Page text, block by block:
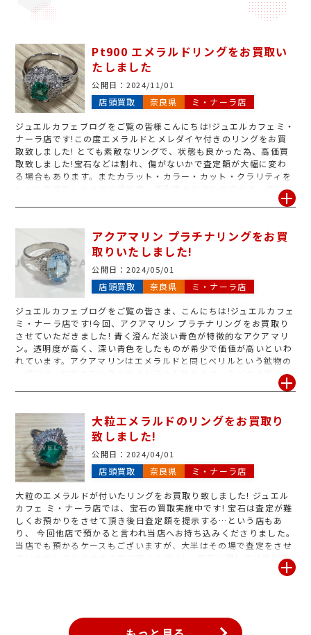
Pt900 エメラルドリングをお買取い
たしました
公開日： 2024/11/01
店頭買取 奈良県 ミ・ナーラ店
ジュエルカフェブログをご覧の皆様こんにちは!ジュエルカフェミ・
ナーラ店です!この度エメラルドとメレダイヤ付きのリングをお買
取致しました! とても素敵なリングで、状態も良かった為、高価買
取致しました!宝石などは割れ、傷がないかで査定額が大幅に変わ
る場合もあります。またカラット・カラー・カット・クラリティを
もとに査定致しますので鑑定書・鑑別書をお持ちの場合は一緒にお
持ち込みいただいた方が査定額アップにつながる場合もあります!
ください。もう身につけることがない宝石ジュエリーなどございま
したら是非ジュエルカフェミ・ナーラ店へお持ち込みください!
アクアマリン プラチナリングをお買
取りいたしました!
公開日： 2024/05/01
店頭買取 奈良県 ミ・ナーラ店
ジュエルカフェブログをご覧の皆さま、こんにちは!ジュエルカフェ
ミ・ナーラ店です!今回、アクアマリン プラチナリングをお買取り
させていただきました! 青く澄んだ淡い青色が特徴的なアクアマリ
ン。透明度が高く、深い青色をしたものが希少で価値が高いといわ
れています。アクアマリンはエメラルドと同じベリルという鉱物の
一種です。鉱物の中に含まれるわずかな鉄やクロムなどの金属によ
ってその色を変え、色によってアクアマリン、エメラルド、モルガ
テン語で水と海を意味する「Aqua(アクア)」と「Marinus(マリ
ン)」が語源となっています。 ジュエルカフェでは、鑑別書や鑑定
書がなくてもしっかりと拝見させて頂きます。是非当店 ジュエルカ
フェミ・ナーラ店にお越しください!査定いつでも無料です!
大粒エメラルドのリングをお買取り
致しました!
公開日： 2024/04/01
店頭買取 奈良県 ミ・ナーラ店
大粒のエメラルドが付いたリングをお買取り致しました! ジュエル
カフェ ミ・ナーラ店では、宝石の買取実施中です! 宝石は査定が難
しくお預かりをさせて頂き後日査定額を提示する…という店もあ
り、 今回他店で預かると言われ当店へお持ち込みくださりました。
当店でも預かるケースもございますが、大半はその場で査定をさせ
ていただいておりますのでご安心ください! 宝石に関しては鑑別書
をお持ち頂くとその場でお査定が可能です! これ売れるのかな?と、